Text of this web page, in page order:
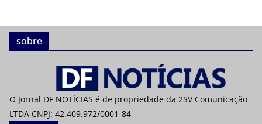
sobre
O Jornal DF NOTÍCIAS é de propriedade da 2SV Comunicação
LTDA CNPJ: 42.409.972/0001-84